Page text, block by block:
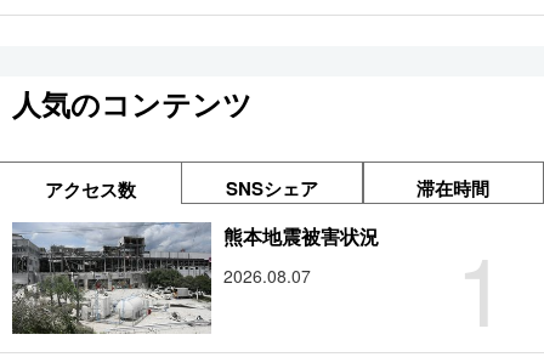
人気のコンテンツ
アクセス数 SNSシェア 滞在時間
1
熊本地震被害状況
2026.08.07